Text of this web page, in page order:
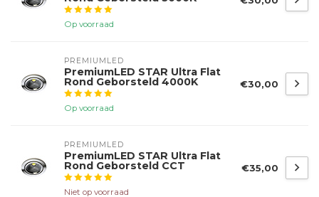
Op voorraad
PREMIUMLED
PremiumLED STAR Ultra Flat
Rond Geborsteld 4000K
Op voorraad
€30,00
PREMIUMLED
PremiumLED STAR Ultra Flat
Rond Geborsteld CCT
Niet op voorraad
€35,00